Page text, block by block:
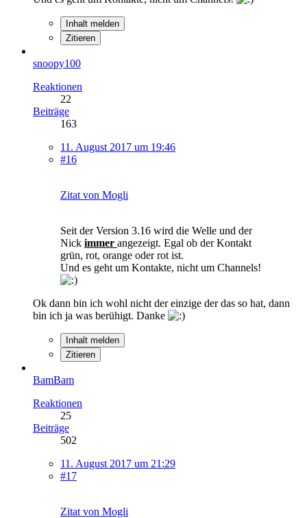
Inhalt melden
Zitieren
snoopy100
Reaktionen
22
Beiträge
163
11. August 2017 um 19:46
#16
Zitat von Mogli
Seit der Version 3.16 wird die Welle und der
Nick immer angezeigt. Egal ob der Kontakt
grün, rot, orange oder rot ist.
Und es geht um Kontakte, nicht um Channels!
Ok dann bin ich wohl nicht der einzige der das so hat, dann
bin ich ja was berühigt. Danke
Inhalt melden
Zitieren
BamBam
Reaktionen
25
Beiträge
502
11. August 2017 um 21:29
#17
Zitat von Mogli